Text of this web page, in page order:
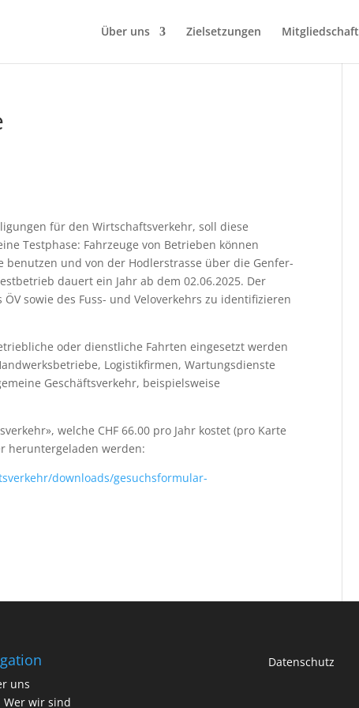
Über uns Zielsetzungen Mitgliedschaft
für den Wirtschaftsverkehr, soll diese
Testphase: Fahrzeuge von Betrieben können
und von der Hodlerstrasse über die Genfer-
dauert ein Jahr ab dem 02.06.2025. Der
sowie des Fuss- und Veloverkehrs zu identifizieren
oder dienstliche Fahrten eingesetzt werden
Logistikfirmen, Wartungsdienste
Geschäftsverkehr, beispielsweise
welche CHF 66.00 pro Jahr kostet (pro Karte
heruntergeladen werden:
downloads/gesuchsformular-
uns
Wer wir sind
Datenschutz